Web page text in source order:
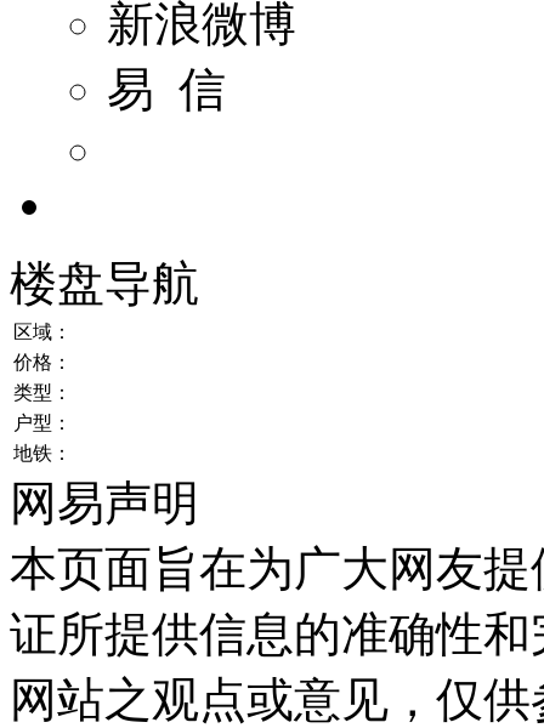
新浪微博
易 信
楼盘导航
区域：
价格：
类型：
户型：
地铁：
网易声明
本页面旨在为广大网友
证所提供信息的准确性
网站之观点或意见，仅